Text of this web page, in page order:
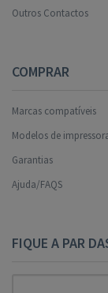
Outros Contactos
COMPRAR
Marcas compatíveis
Modelos de
Garantias
Ajuda/FAQS
FIQUE A PAR